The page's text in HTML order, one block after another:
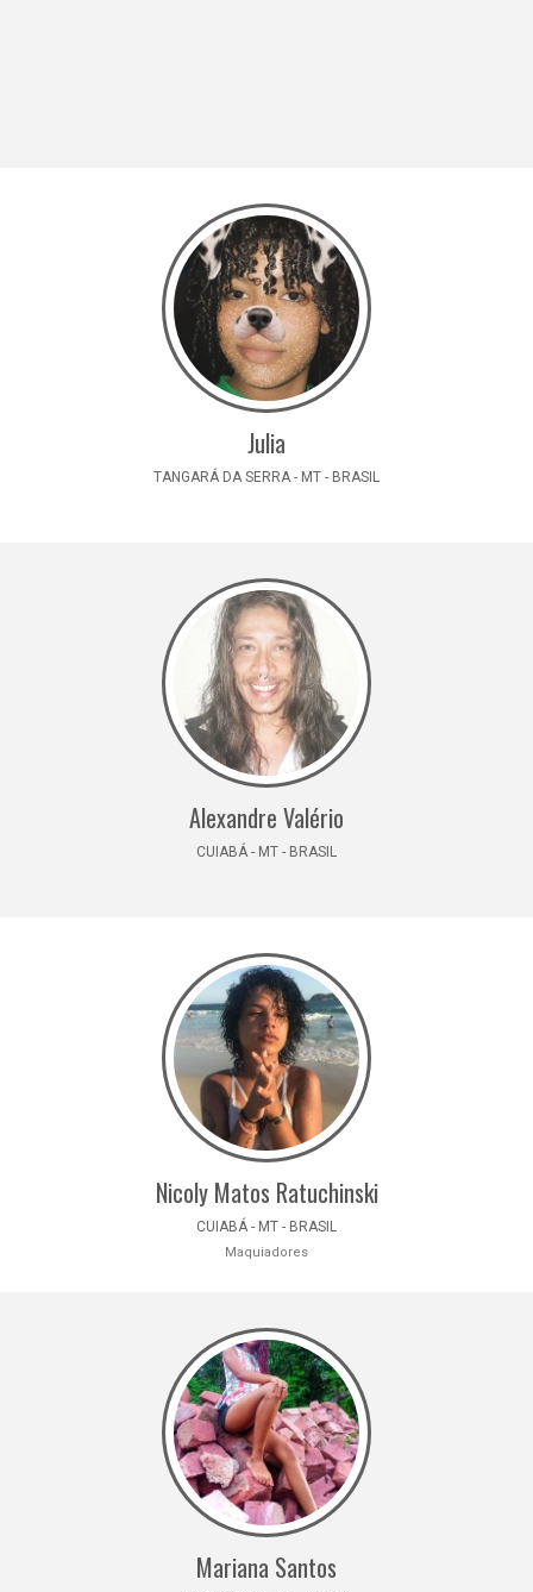
Julia
TANGARÁ DA SERRA - MT - BRASIL
Alexandre Valério
CUIABÁ - MT - BRASIL
Nicoly Matos Ratuchinski
CUIABÁ - MT - BRASIL
Maquiadores
Mariana Santos